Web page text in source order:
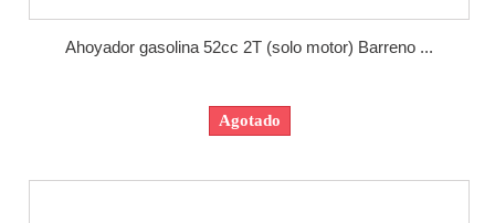
Ahoyador gasolina 52cc 2T (solo motor) Barreno ...
Agotado